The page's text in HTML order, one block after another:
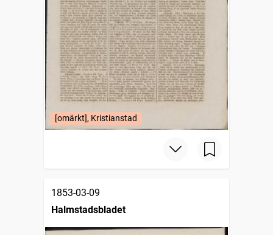
[omärkt], Kristianstad
1853-03-09
Halmstadsbladet